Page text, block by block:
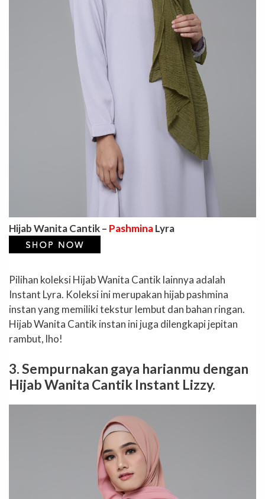
Hijab Wanita Cantik – PashminaLyra
Pilihan koleksi Hijab Wanita Cantik lainnya adalah
Instant Lyra. Koleksi ini merupakan hijab pashmina
instan yang memiliki tekstur lembut dan bahan ringan.
Hijab Wanita Cantik instan ini juga dilengkapi jepitan
rambut, lho!
3. Sempurnakan gaya harianmu dengan
Hijab Wanita Cantik Instant Lizzy.